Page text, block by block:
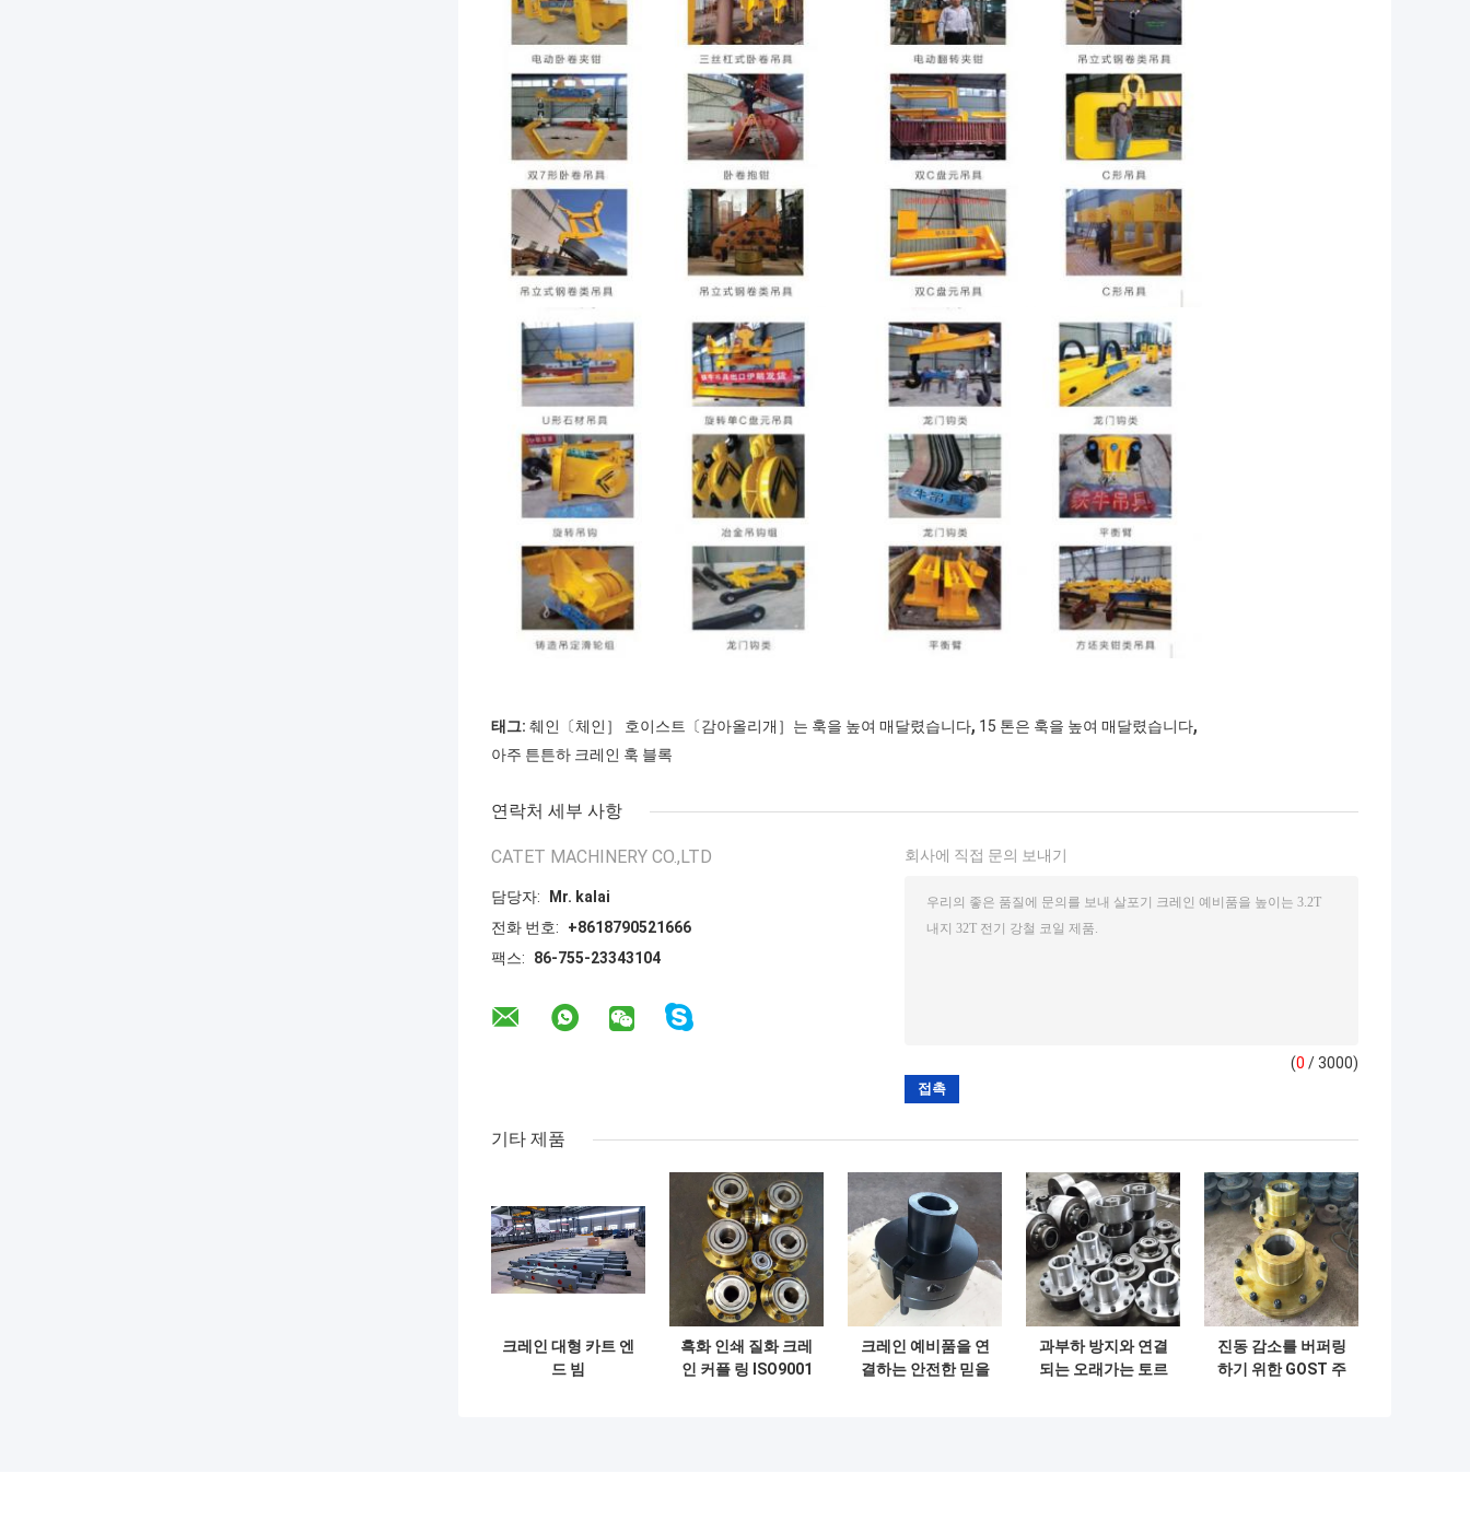
태그: 췌인〔체인］ 호이스트〔감아올리개］는 훅을 높여 매달렸습니다, 15 톤은 훅을 높여 매달렸습니다,
아주 튼튼하 크레인 훅 블록
연락처 세부 사항
CATET MACHINERY CO.,LTD
담당자:
Mr. kalai
전화 번호:
+8618790521666
팩스:
86-755-23343104
회사에 직접 문의 보내기
(0 / 3000)
기타 제품
크레인 대형 카트 엔
드 빔
흑화 인쇄 질화 크레
인 커플 링 ISO9001
크레인 예비품을 연
결하는 안전한 믿을
과부하 방지와 연결
되는 오래가는 토르
진동 감소를 버퍼링
하기 위한 GOST 주